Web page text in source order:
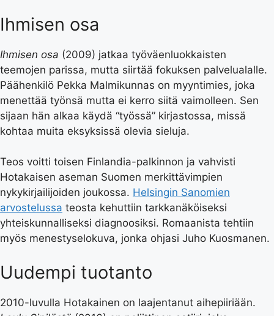
Ihmisen osa
Ihmisen osa (2009) jatkaa työväenluokkaisten
teemojen parissa, mutta siirtää fokuksen palvelualalle.
Päähenkilö Pekka Malmikunnas on myyntimies, joka
menettää työnsä mutta ei kerro siitä vaimolleen. Sen
sijaan hän alkaa käydä “työssä” kirjastossa, missä
kohtaa muita eksyksissä olevia sieluja.
Teos voitti toisen Finlandia-palkinnon ja vahvisti
Hotakaisen aseman Suomen merkittävimpien
nykykirjailijoiden joukossa. Helsingin Sanomien
arvostelussa teosta kehuttiin tarkkanäköiseksi
yhteiskunnalliseksi diagnoosiksi. Romaanista tehtiin
myös menestyselokuva, jonka ohjasi Juho Kuosmanen.
Uudempi tuotanto
2010-luvulla Hotakainen on laajentanut aihepiiriään.